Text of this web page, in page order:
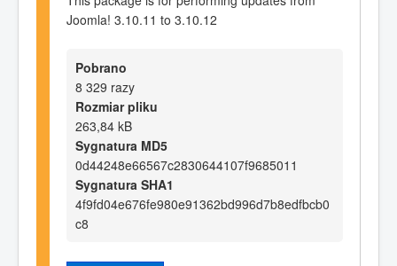
Joomla! 3.10.11 to 3.10.12
Pobrano
8 329 razy
Rozmiar pliku
263,84 kB
Sygnatura MD5
0d44248e66567c2830644107f9685011
Sygnatura SHA1
4f9fd04e676fe980e91362bd996d7b8edfbcb0
c8